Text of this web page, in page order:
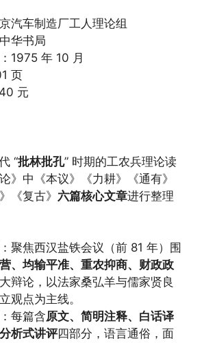
汽车制造厂工人理论组
华书局
1975 年 10 月
页
元
“批林批孔” 时期的工农兵理论读
》中《本议》《力耕》《通有》
《复古》 六篇核心文章进行整理
：聚焦西汉盐铁会议（前 81 年）围
、均输平准、重农抑商、财政政
辩论，以法家桑弘羊与儒家贤良
观点为主线。
：每篇含原文、简明注释、白话译
析式讲评四部分，语言通俗，面